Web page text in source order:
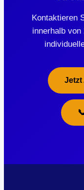
Kontaktieren
innerhalb von
Jetzt